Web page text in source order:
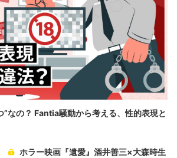
”なの？ Fantia騒動から考える、性的表現と
ホラー映画『遺愛』酒井善三×大森時生